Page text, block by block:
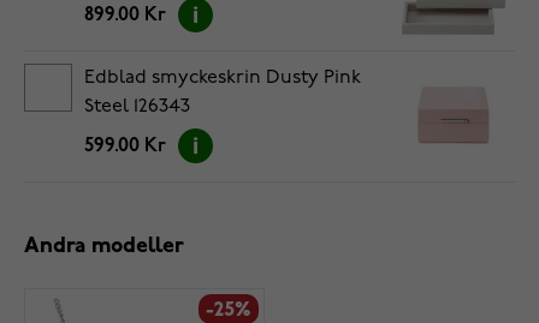
899.00 Kr
Edblad smyckeskrin Dusty Pink
Steel 126343
599.00 Kr
Andra modeller
-25%